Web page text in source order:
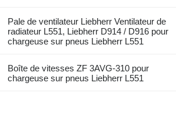
Pale de ventilateur Liebherr Ventilateur de
radiateur L551, Liebherr D914 / D916 pour
chargeuse sur pneus Liebherr L551
Boîte de vitesses ZF 3AVG-310 pour
chargeuse sur pneus Liebherr L551